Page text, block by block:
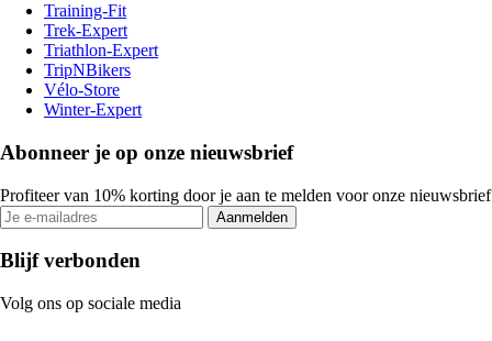
Training-Fit
Trek-Expert
Triathlon-Expert
TripNBikers
Vélo-Store
Winter-Expert
Abonneer je op onze nieuwsbrief
Profiteer van 10% korting door je aan te melden voor onze nieuwsbrief
Aanmelden
Blijf verbonden
Volg ons op sociale media